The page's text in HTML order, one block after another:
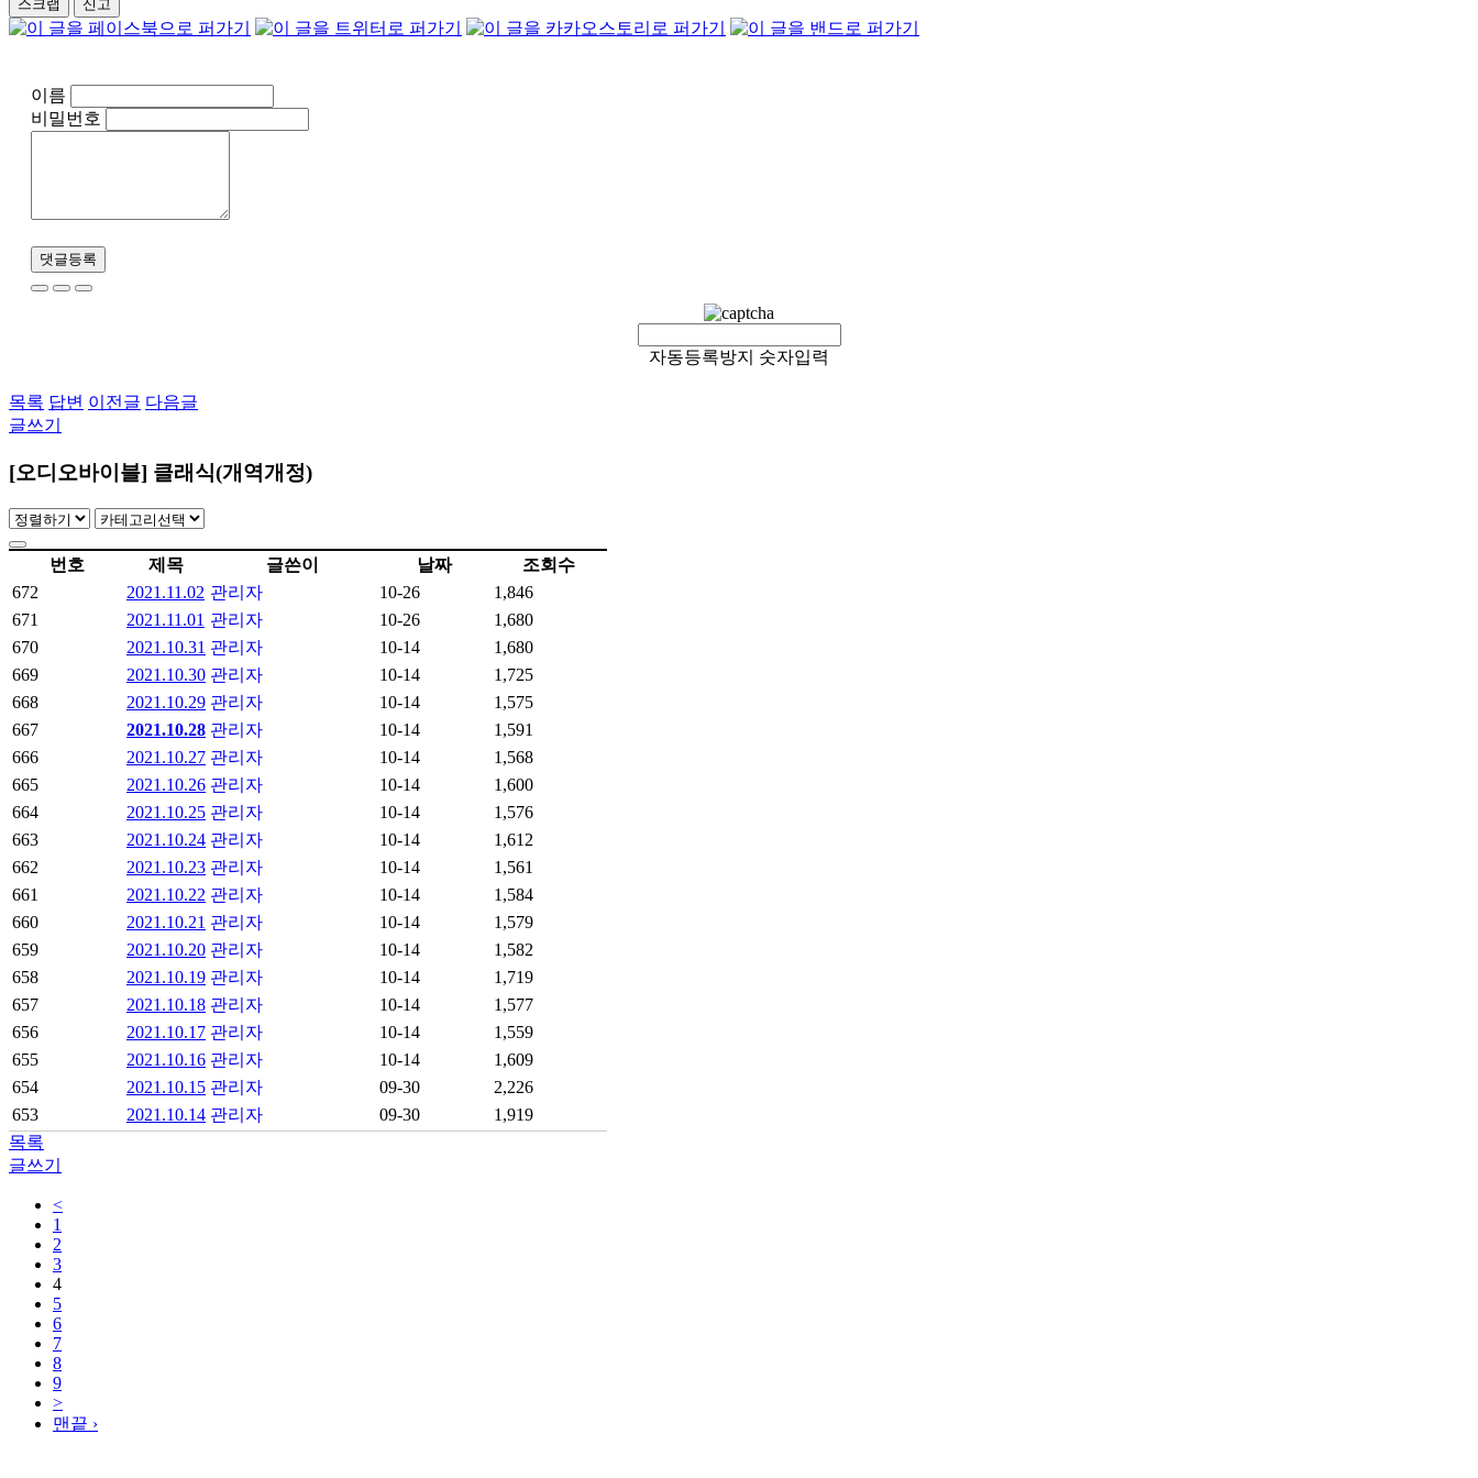
스크랩 신고
이름
비밀번호
댓글등록
자동등록방지 숫자입력
목록 답변 이전글 다음글
글쓰기
[오디오바이블] 클래식(개역개정)
번호 제목 글쓴이 날짜
조회수
672
2021.11.02 관리자 10-26
1,846
671
2021.11.01 관리자 10-26
1,680
670
2021.10.31 관리자 10-14
1,680
669
2021.10.30 관리자 10-14
1,725
668
2021.10.29 관리자 10-14
1,575
667
2021.10.28 관리자 10-14
1,591
666
2021.10.27 관리자 10-14
1,568
665
2021.10.26 관리자 10-14
1,600
664
2021.10.25 관리자 10-14
1,576
663
2021.10.24 관리자 10-14
1,612
662
2021.10.23 관리자 10-14
1,561
661
2021.10.22 관리자 10-14
1,584
660
2021.10.21 관리자 10-14
1,579
659
2021.10.20 관리자 10-14
1,582
658
2021.10.19 관리자 10-14
1,719
657
2021.10.18 관리자 10-14
1,577
656
2021.10.17 관리자 10-14
1,559
655
2021.10.16 관리자 10-14
1,609
654
2021.10.15 관리자 09-30
2,226
653
2021.10.14 관리자 09-30
1,919
목록
글쓰기
<
1
2
3
4
5
6
7
8
9
>
맨끝 ›